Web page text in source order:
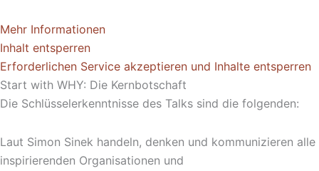
Mehr Informationen
Inhalt entsperren
Erforderlichen Service akzeptieren und Inhalte entsperren
Start with WHY: Die Kernbotschaft
Die Schlüsselerkenntnisse des Talks sind die folgenden:
Laut Simon Sinek handeln, denken und kommunizieren alle
inspirierenden Organisationen und